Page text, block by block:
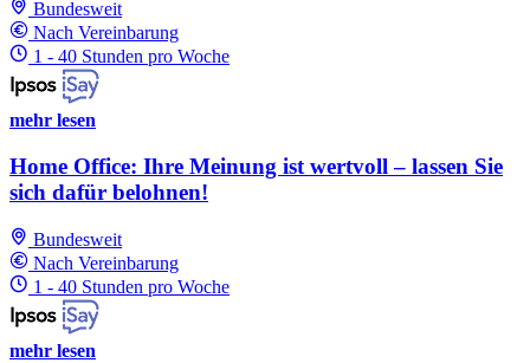
Bundesweit
Nach Vereinbarung
1 - 40 Stunden pro Woche
mehr lesen
Home Office: Ihre Meinung ist wertvoll – lassen Sie
sich dafür belohnen!
Bundesweit
Nach Vereinbarung
1 - 40 Stunden pro Woche
mehr lesen